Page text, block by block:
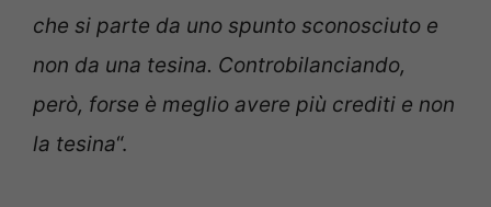
che si parte da uno spunto sconosciuto e
non da una tesina. Controbilanciando,
però, forse è meglio avere più crediti e non
la tesina“.